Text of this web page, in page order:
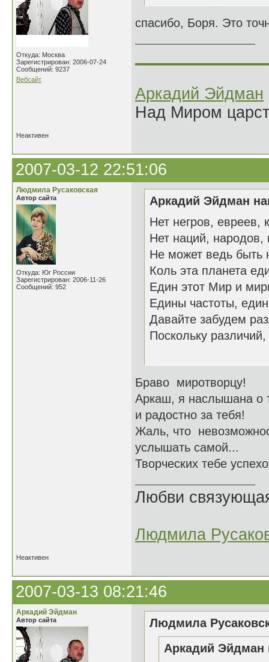
Откуда: Москва
Зарегистрирован: 2006-07-24
Сообщений: 9237
Вебсайт
спасибо, Боря. Это
Аркадий Эйдман
Над Миром
Неактивен
2007-03-12 22:51:06
Людмила Русаковская
Автор сайта
Откуда: Юг России
Зарегистрирован: 2006-11-26
Сообщений: 952
Аркадий Эйдман
Нет негров, евреев,
Нет наций, народов,
Не может ведь быть
Коль эта планета
Един этот Мир и
Едины частоты, един
Давайте забудем
Поскольку
Браво миротворцу!
Аркаш, я наслышана о
и радостно за тебя!
Жаль, что
услышать самой...
Творческих тебе
Любви
Людмила
Неактивен
2007-03-13 08:21:46
Аркадий Эйдман
Автор сайта
Людмила
Аркадий Эйдман